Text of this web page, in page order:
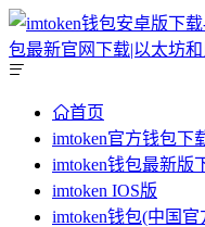
首页
imtoken官方钱包下
imtoken钱包最新版
imtoken IOS版
imtoken钱包(中国官